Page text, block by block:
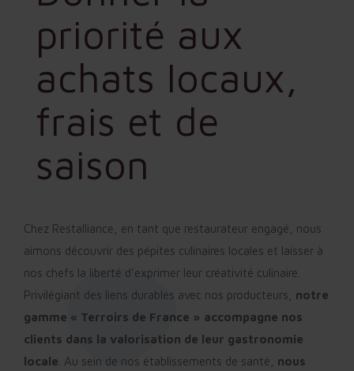
priorité aux
achats locaux,
frais et de
saison
Chez Restalliance, en tant que restaurateur engagé, nous
aimons découvrir des pépites culinaires locales et laisser à
nos chefs la liberté d’exprimer leur créativité culinaire.
Privilégiant des liens durables avec nos producteurs, notre
gamme « Terroirs de France » accompagne nos
clients dans la valorisation de leur gastronomie
locale . Au sein de nos établissements de santé, nous